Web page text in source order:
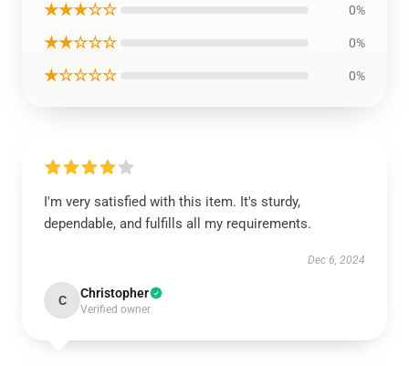
★★★☆☆ 0%
★★☆☆☆ 0%
★☆☆☆☆ 0%
I'm very satisfied with this item. It's sturdy,
dependable, and fulfills all my requirements.
Dec 6, 2024
C Christopher
Verified owner